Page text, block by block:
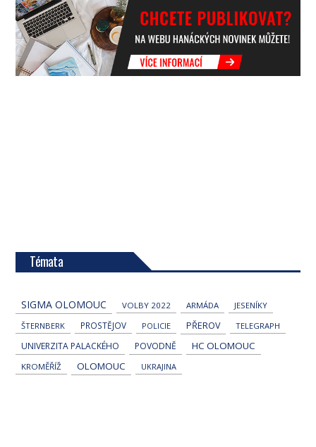
Témata
SIGMA OLOMOUC VOLBY 2022 ARMÁDA
JESENÍKY
ŠTERNBERK
PROSTĚJOV POLICIE PŘEROV TELEGRAPH
UNIVERZITA PALACKÉHO POVODNĚ HC OLOMOUC
KROMĚŘÍŽ OLOMOUC UKRAJINA